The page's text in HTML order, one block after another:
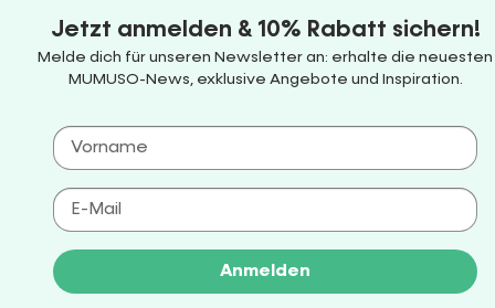
Jetzt anmelden & 10% Rabatt sichern!
Melde dich für unseren Newsletter an: erhalte die neuesten
MUMUSO-News, exklusive Angebote und Inspiration.
Anmelden